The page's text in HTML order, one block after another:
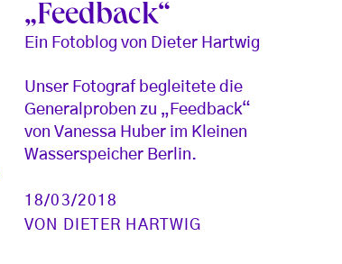
„Feedback“
Ein Fotoblog von Dieter Hartwig
Unser Fotograf begleitete die
Generalproben zu „Feedback“
von Vanessa Huber im Kleinen
Wasserspeicher Berlin.
18/03/2018
VON
DIETER HARTWIG